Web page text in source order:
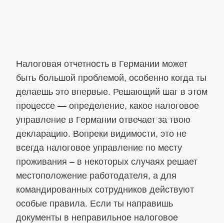
Налоговая отчетность в Германии может
быть большой проблемой, особенно когда ты
делаешь это впервые. Решающий шаг в этом
процессе — определение, какое налоговое
управление в Германии отвечает за твою
декларацию. Вопреки видимости, это не
всегда налоговое управление по месту
проживания – в некоторых случаях решает
местоположение работодателя, а для
командированных сотрудников действуют
особые правила. Если ты направишь
документы в неправильное налоговое